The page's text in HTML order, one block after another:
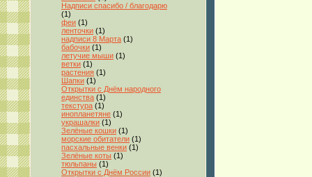
Надписи спасибо / благодарю
(1)
феи (1)
ленточки (1)
надписи 8 Марта (1)
бабочки (1)
летучие мыши (1)
ветки (1)
растения (1)
Шапки (1)
Открытки с Днём народного
единства (1)
текстура (1)
инопланетяне (1)
украшалки (1)
Зелёные кошки (1)
морские обитатели (1)
пасхальные венки (1)
Зелёные коты (1)
тюльпаны (1)
Открытки с Днём России (1)